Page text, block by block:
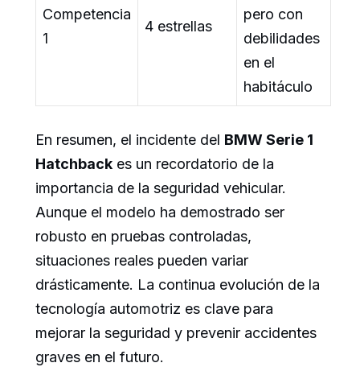
Competencia
1
4 estrellas
pero con
debilidades
en el
habitáculo
En resumen, el incidente del BMW Serie 1
Hatchback es un recordatorio de la
importancia de la seguridad vehicular.
Aunque el modelo ha demostrado ser
robusto en pruebas controladas,
situaciones reales pueden variar
drásticamente. La continua evolución de la
tecnología automotriz es clave para
mejorar la seguridad y prevenir accidentes
graves en el futuro.